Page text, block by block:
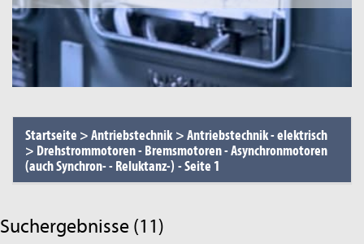
Startseite >Antriebstechnik >Antriebstechnik - elektrisch
> Drehstrommotoren - Bremsmotoren - Asynchronmotoren
(auch Synchron- - Reluktanz-) -Seite 1
Suchergebnisse (11)